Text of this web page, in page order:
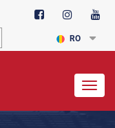
RO